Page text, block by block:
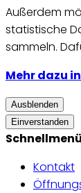
Außerdem
statistische
sammeln.
Mehr dazu
Ausblenden
Einverstanden
Schnellmenü
Kontakt